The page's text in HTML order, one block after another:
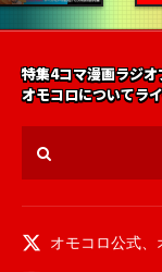
特集4コマ漫画ラジオ
オモコロについてラ
オモコロ公式、